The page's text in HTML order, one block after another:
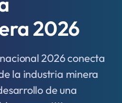
2026
2026 conecta
la industria minera
de una